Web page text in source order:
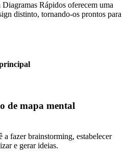
Rápidos oferecem uma
distinto, tornando-os prontos para
de mapa mental
a fazer brainstorming, estabelecer
e gerar ideias.